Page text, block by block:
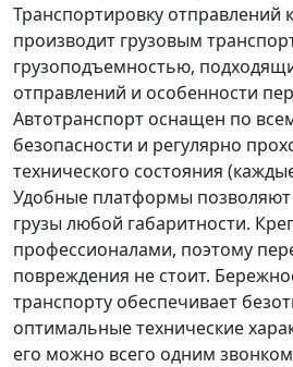
Транспортировку отправлений
производит грузовым
грузоподъемностью,
отправлений и особенности
Автотранспорт оснащен по
безопасности и регулярно
технического состояния
Удобные платформы позволяют
грузы любой габаритности.
профессионалами, поэтому
повреждения не стоит.
транспорту обеспечивает
оптимальные технические
его можно всего одним